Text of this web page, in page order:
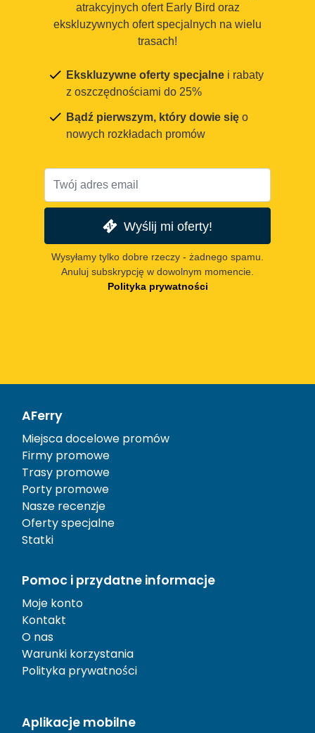
atrakcyjnych ofert Early Bird oraz
ekskluzywnych ofert specjalnych na wielu
trasach!
Ekskluzywne oferty specjalne i rabaty
z oszczędnościami do 25%
Bądź pierwszym, który dowie się o
nowych rozkładach promów
Wyślij mi oferty!
Wysyłamy tylko dobre rzeczy - żadnego spamu.
Anuluj subskrypcję w dowolnym momencie.
Polityka prywatności
AFerry
Miejsca docelowe promów
Firmy promowe
Trasy promowe
Porty promowe
Nasze recenzje
Oferty specjalne
Statki
Pomoc i przydatne informacje
Moje konto
Kontakt
O nas
Warunki korzystania
Polityka prywatności
Aplikacje mobilne